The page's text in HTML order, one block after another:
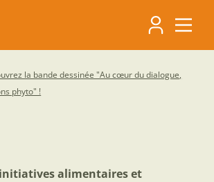
la bande dessinée "Au cœur du dialogue,
phyto" !
initiatives alimentaires et